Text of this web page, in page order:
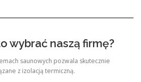
wybrać naszą firmę?
saunowych pozwala skutecznie
z izolacją termiczną.